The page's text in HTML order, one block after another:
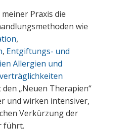
Praxis die
wie
,
, Entgiftungs- und
Allergien und
„Neuen Therapien“
und wirken intensiver,
Verkürzung der
führt.